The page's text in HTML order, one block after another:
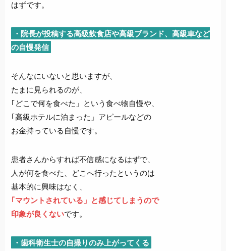
はずです。
・院長が投稿する高級飲食店や高級ブランド、高級車など
の自慢発信
そんなにいないと思いますが、
たまに見られるのが、
｢どこで何を食べた」という食べ物自慢や、
｢高級ホテルに泊まった」アピールなどの
お金持っている自慢です。
患者さんからすれば不信感になるはずで、
人が何を食べた、どこへ行ったというのは
基本的に興味はなく、
｢マウントされている」と感じてしまうので
印象が良くないです。
・歯科衛生士の自撮りのみ上がってくる